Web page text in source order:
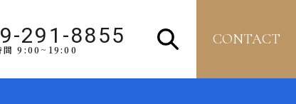
291-8855
間 9:00~19:00
CONTACT